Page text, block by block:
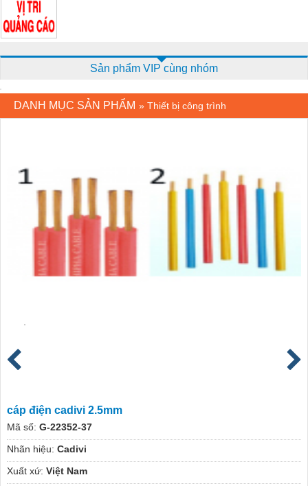
Sản phẩm VIP cùng nhóm
DANH MỤC SẢN PHẨM » Thiết bị công trình
cáp điện cadivi 2.5mm
Mã số: G-22352-37
Nhãn hiệu: Cadivi
Xuất xứ: Việt Nam